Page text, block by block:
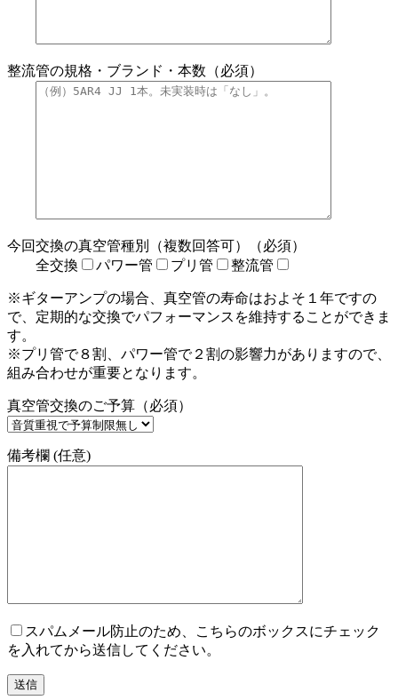
整流管の規格・ブランド・本数（必須）
今回交換の真空管種別（複数回答可）（必須）
全交換
パワー管 プリ管 整流管
※ギターアンプの場合、真空管の寿命はおよそ１年ですの
で、定期的な交換でパフォーマンスを維持することができま
す。
※プリ管で８割、パワー管で２割の影響力がありますので、
組み合わせが重要となります。
真空管交換のご予算（必須）
備考欄 (任意)
スパムメール防止のため、こちらのボックスにチェック
を入れてから送信してください。